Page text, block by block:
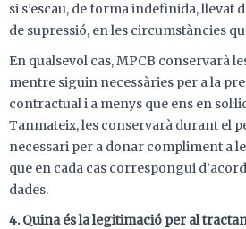
si s’escau, de forma indefinida, llevat
de supressió, en les circumstàncies
En qualsevol cas, MPCB conservarà
mentre siguin necessàries per a la
contractual i a menys que ens en
Tanmateix, les conservarà durant el
necessari per a donar compliment a
que en cada cas correspongui
dades.
4. Quina és la legitimació per al